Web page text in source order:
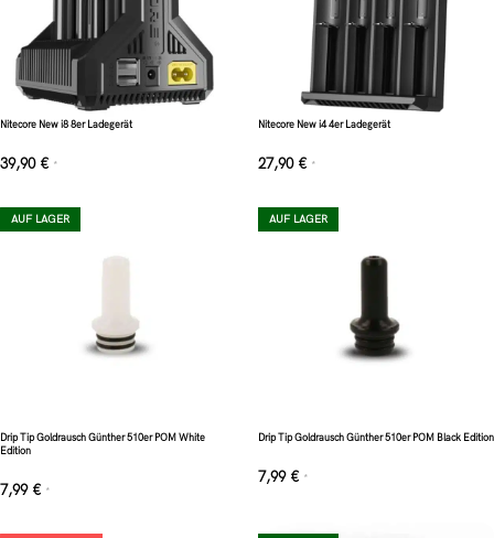
Nitecore New i8 8er Ladegerät
39,90 € *
Nitecore New i4 4er Ladegerät
27,90 € *
AUF LAGER
Drip Tip Goldrausch Günther 510er POM White
Edition
7,99 € *
AUF LAGER
Drip Tip Goldrausch Günther 510er POM Black Edition
7,99 € *